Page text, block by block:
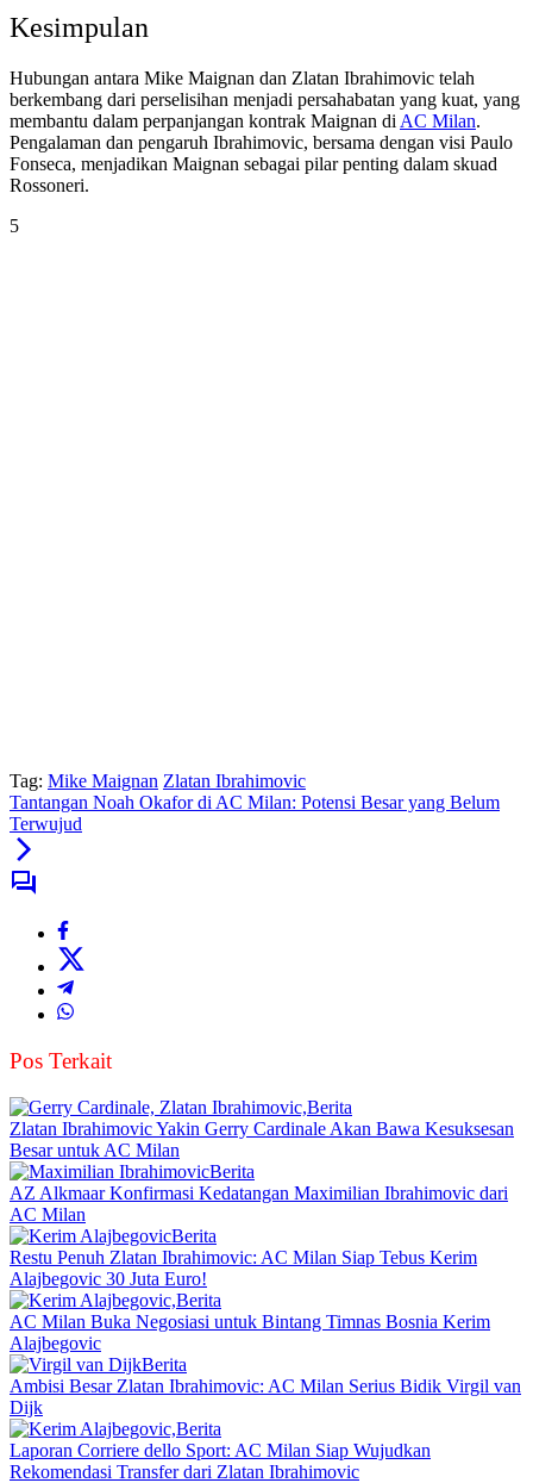
Kesimpulan
Hubungan antara Mike Maignan dan Zlatan Ibrahimovic telah
berkembang dari perselisihan menjadi persahabatan yang kuat, yang
membantu dalam perpanjangan kontrak Maignan di AC Milan.
Pengalaman dan pengaruh Ibrahimovic, bersama dengan visi Paulo
Fonseca, menjadikan Maignan sebagai pilar penting dalam skuad
Rossoneri.
5
Tag: Mike Maignan Zlatan Ibrahimovic
Tantangan Noah Okafor di AC Milan: Potensi Besar yang Belum
Terwujud
Pos Terkait
Berita
Zlatan Ibrahimovic Yakin Gerry Cardinale Akan Bawa Kesuksesan
Besar untuk AC Milan
Berita
AZ Alkmaar Konfirmasi Kedatangan Maximilian Ibrahimovic dari
AC Milan
Berita
Restu Penuh Zlatan Ibrahimovic: AC Milan Siap Tebus Kerim
Alajbegovic 30 Juta Euro!
Berita
AC Milan Buka Negosiasi untuk Bintang Timnas Bosnia Kerim
Alajbegovic
Berita
Ambisi Besar Zlatan Ibrahimovic: AC Milan Serius Bidik Virgil van
Dijk
Berita
Laporan Corriere dello Sport: AC Milan Siap Wujudkan
Rekomendasi Transfer dari Zlatan Ibrahimovic